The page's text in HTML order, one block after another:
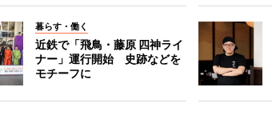
暮らす・働く
近鉄で「飛鳥・藤原 四神ライ
ナー」運行開始 史跡などを
モチーフに